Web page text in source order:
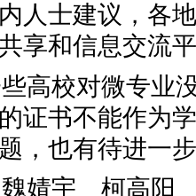
人士建议，各
享和信息交流
高校对微专业
证书不能作为
，也有待进一
魏婧宇 柯高阳